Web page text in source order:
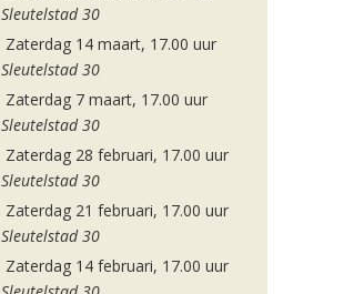
Sleutelstad 30
Zaterdag 14 maart, 17.00 uur
Sleutelstad 30
Zaterdag 7 maart, 17.00 uur
Sleutelstad 30
Zaterdag 28 februari, 17.00 uur
Sleutelstad 30
Zaterdag 21 februari, 17.00 uur
Sleutelstad 30
Zaterdag 14 februari, 17.00 uur